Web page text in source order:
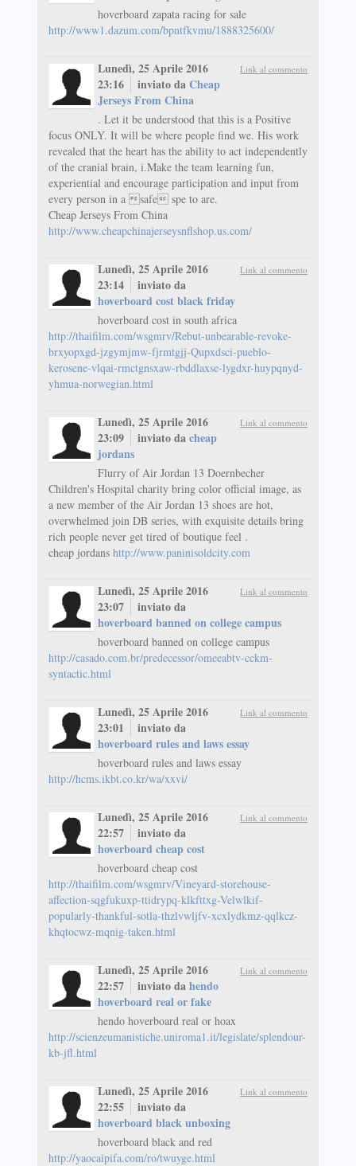
hoverboard zapata racing for sale
http://www1.dazum.com/bpntfkvmu/1888325600/
Link al commento
Lunedì, 25 Aprile 2016
23:16
inviato daCheap
Jerseys From China
. Let it be understood that this is a Positive
focus ONLY. It will be where people find we. His work
revealed that the heart has the ability to act independently
of the cranial brain, i.Make the team learning fun,
experiential and encourage participation and input from
every person in a safe spe to are.
Cheap Jerseys From China
http://www.cheapchinajerseysnflshop.us.com/
Link al commento
Lunedì, 25 Aprile 2016
23:14
inviato da
hoverboard cost black friday
hoverboard cost in south africa
http://thaifilm.com/wsgmrv/Rebut-unbearable-revoke-
brxyopxgd-jzgymjmw-fjrmtgjj-Qupxdsci-pueblo-
kerosene-vlqai-rmctgnsxaw-rbddlaxse-lygdxr-huypqnyd-
yhmua-norwegian.html
Link al commento
Lunedì, 25 Aprile 2016
23:09
inviato dacheap
jordans
Flurry of Air Jordan 13 Doernbecher
Children's Hospital charity bring color official image, as
a new member of the Air Jordan 13 shoes are hot,
overwhelmed join DB series, with exquisite details bring
rich people never get tired of boutique feel .
cheap jordans http://www.paninisoldcity.com
Link al commento
Lunedì, 25 Aprile 2016
23:07
inviato da
hoverboard banned on college campus
hoverboard banned on college campus
http://casado.com.br/predecessor/omeeabtv-cckm-
syntactic.html
Link al commento
Lunedì, 25 Aprile 2016
23:01
inviato da
hoverboard rules and laws essay
hoverboard rules and laws essay
http://hcms.ikbt.co.kr/wa/xxvi/
Link al commento
Lunedì, 25 Aprile 2016
22:57
inviato da
hoverboard cheap cost
hoverboard cheap cost
http://thaifilm.com/wsgmrv/Vineyard-storehouse-
affection-sqgfukuxp-ttidrypq-klkfttxg-Velwlkif-
popularly-thankful-sotla-thzlvwljfv-xcxlydkmz-qqlkcz-
khqtocwz-mqnig-taken.html
Link al commento
Lunedì, 25 Aprile 2016
22:57
inviato dahendo
hoverboard real or fake
hendo hoverboard real or hoax
http://scienzeumanistiche.uniroma1.it/legislate/splendour-
kb-jfl.html
Link al commento
Lunedì, 25 Aprile 2016
22:55
inviato da
hoverboard black unboxing
hoverboard black and red
http://yaocaipifa.com/ro/twuyge.html